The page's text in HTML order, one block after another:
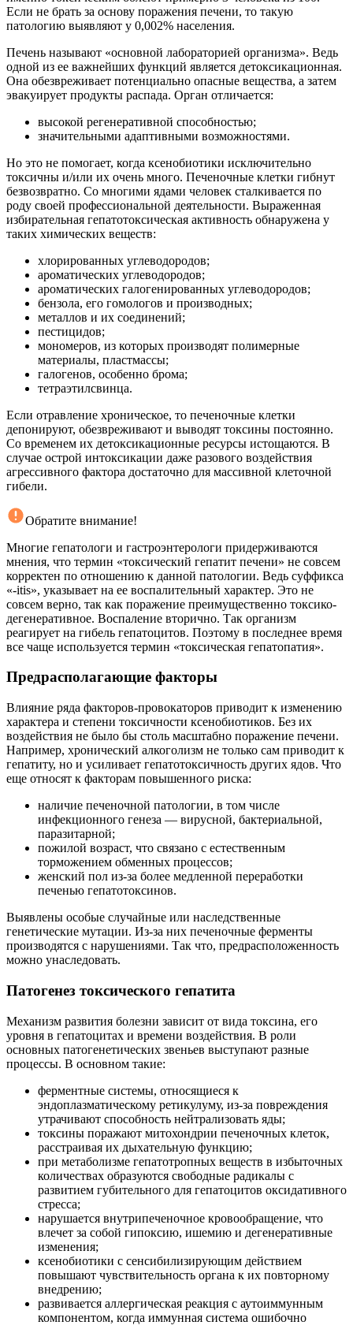
Если не брать за основу поражения печени, то такую
патологию выявляют у 0,002% населения.
Печень называют «основной лабораторией организма». Ведь
одной из ее важнейших функций является детоксикационная.
Она обезвреживает потенциально опасные вещества, а затем
эвакуирует продукты распада. Орган отличается:
высокой регенеративной способностью;
значительными адаптивными возможностями.
Но это не помогает, когда ксенобиотики исключительно
токсичны и/или их очень много. Печеночные клетки гибнут
безвозвратно. Со многими ядами человек сталкивается по
роду своей профессиональной деятельности. Выраженная
избирательная гепатотоксическая активность обнаружена у
таких химических веществ:
хлорированных углеводородов;
ароматических углеводородов;
ароматических галогенированных углеводородов;
бензола, его гомологов и производных;
металлов и их соединений;
пестицидов;
мономеров, из которых производят полимерные
материалы, пластмассы;
галогенов, особенно брома;
тетраэтилсвинца.
Если отравление хроническое, то печеночные клетки
депонируют, обезвреживают и выводят токсины постоянно.
Со временем их детоксикационные ресурсы истощаются. В
случае острой интоксикации даже разового воздействия
агрессивного фактора достаточно для массивной клеточной
гибели.
Обратите внимание!
Многие гепатологи и гастроэнтерологи придерживаются
мнения, что термин «токсический гепатит печени» не совсем
корректен по отношению к данной патологии. Ведь суффикса
«-itis», указывает на ее воспалительный характер. Это не
совсем верно, так как поражение преимущественно токсико-
дегенеративное. Воспаление вторично. Так организм
реагирует на гибель гепатоцитов. Поэтому в последнее время
все чаще используется термин «токсическая гепатопатия».
Предрасполагающие факторы
Влияние ряда факторов-провокаторов приводит к изменению
характера и степени токсичности ксенобиотиков. Без их
воздействия не было бы столь масштабно поражение печени.
Например, хронический алкоголизм не только сам приводит к
гепатиту, но и усиливает гепатотоксичность других ядов. Что
еще относят к факторам повышенного риска:
наличие печеночной патологии, в том числе
инфекционного генеза — вирусной, бактериальной,
паразитарной;
пожилой возраст, что связано с естественным
торможением обменных процессов;
женский пол из-за более медленной переработки
печенью гепатотоксинов.
Выявлены особые случайные или наследственные
генетические мутации. Из-за них печеночные ферменты
производятся с нарушениями. Так что, предрасположенность
можно унаследовать.
Патогенез токсического гепатита
Механизм развития болезни зависит от вида токсина, его
уровня в гепатоцитах и времени воздействия. В роли
основных патогенетических звеньев выступают разные
процессы. В основном такие:
ферментные системы, относящиеся к
эндоплазматическому ретикулуму, из-за повреждения
утрачивают способность нейтрализовать яды;
токсины поражают митохондрии печеночных клеток,
расстраивая их дыхательную функцию;
при метаболизме гепатотропных веществ в избыточных
количествах образуются свободные радикалы с
развитием губительного для гепатоцитов оксидативного
стресса;
нарушается внутрипеченочное кровообращение, что
влечет за собой гипоксию, ишемию и дегенеративные
изменения;
ксенобиотики с сенсибилизирующим действием
повышают чувствительность органа к их повторному
внедрению;
развивается аллергическая реакция с аутоиммунным
компонентом, когда иммунная система ошибочно